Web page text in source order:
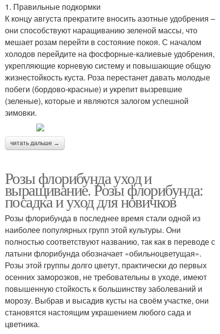
1. Правильные подкормки
К концу августа прекратите вносить азотные удобрения –
они способствуют наращиванию зеленой массы, что
мешает розам перейти в состояние покоя. С началом
холодов перейдите на фосфорные-калиевые удобрения,
укрепляющие корневую систему и повышающие общую
жизнестойкость куста. Роза перестанет давать молодые
побеги (бордово-красные) и укрепит вызревшие
(зеленые), которые и являются залогом успешной
зимовки.
читать дальше →
Розы флорибунда уход и
выращивание. Розы флорибунда:
посадка и уход для новичков
Розы флорибунда в последнее время стали одной из
наиболее популярных групп этой культуры. Они
полностью соответствуют названию, так как в переводе с
латыни флорибунда обозначает «обильноцветущая».
Розы этой группы долго цветут, практически до первых
осенних заморозков, не требовательны в уходе, имеют
повышенную стойкость к большинству заболеваний и
морозу. Выбрав и высадив кусты на своём участке, они
становятся настоящим украшением любого сада и
цветника.